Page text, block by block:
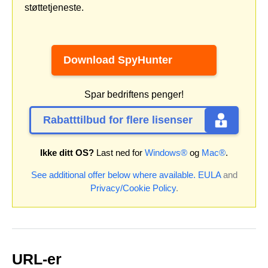
støttetjeneste.
Download SpyHunter
Spar bedriftens penger!
Rabatttilbud for flere lisenser
Ikke ditt OS? Last ned for Windows® og Mac®.
See additional offer below where available. EULAand
Privacy/Cookie Policy.
URL-er